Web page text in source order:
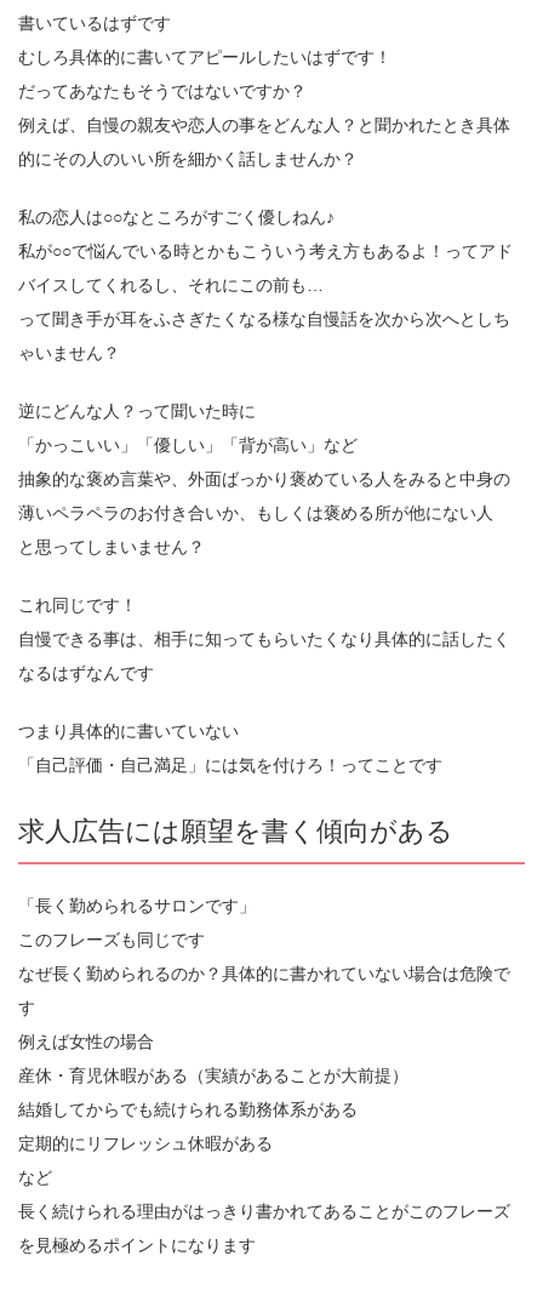
書いているはずです
むしろ具体的に書いてアピールしたいはずです！
だってあなたもそうではないですか？
例えば、自慢の親友や恋人の事をどんな人？と聞かれたとき具体
的にその人のいい所を細かく話しませんか？
私の恋人は○○なところがすごく優しねん♪
私が○○で悩んでいる時とかもこういう考え方もあるよ！ってアド
バイスしてくれるし、それにこの前も…
って聞き手が耳をふさぎたくなる様な自慢話を次から次へとしち
ゃいません？
逆にどんな人？って聞いた時に
「かっこいい」「優しい」「背が高い」など
抽象的な褒め言葉や、外面ばっかり褒めている人をみると中身の
薄いペラペラのお付き合いか、もしくは褒める所が他にない人
と思ってしまいません？
これ同じです！
自慢できる事は、相手に知ってもらいたくなり具体的に話したく
なるはずなんです
つまり具体的に書いていない
「自己評価・自己満足」には気を付けろ！ってことです
求人広告には願望を書く傾向がある
「長く勤められるサロンです」
このフレーズも同じです
なぜ長く勤められるのか？具体的に書かれていない場合は危険で
す
例えば女性の場合
産休・育児休暇がある（実績があることが大前提）
結婚してからでも続けられる勤務体系がある
定期的にリフレッシュ休暇がある
など
長く続けられる理由がはっきり書かれてあることがこのフレーズ
を見極めるポイントになります